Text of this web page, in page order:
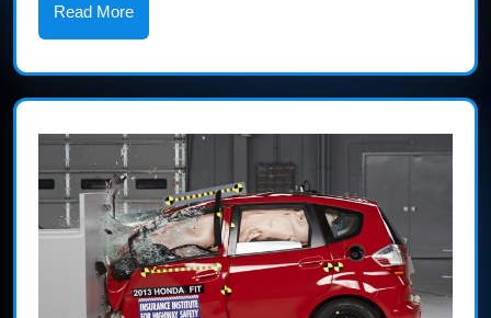
Read MoreRead
More